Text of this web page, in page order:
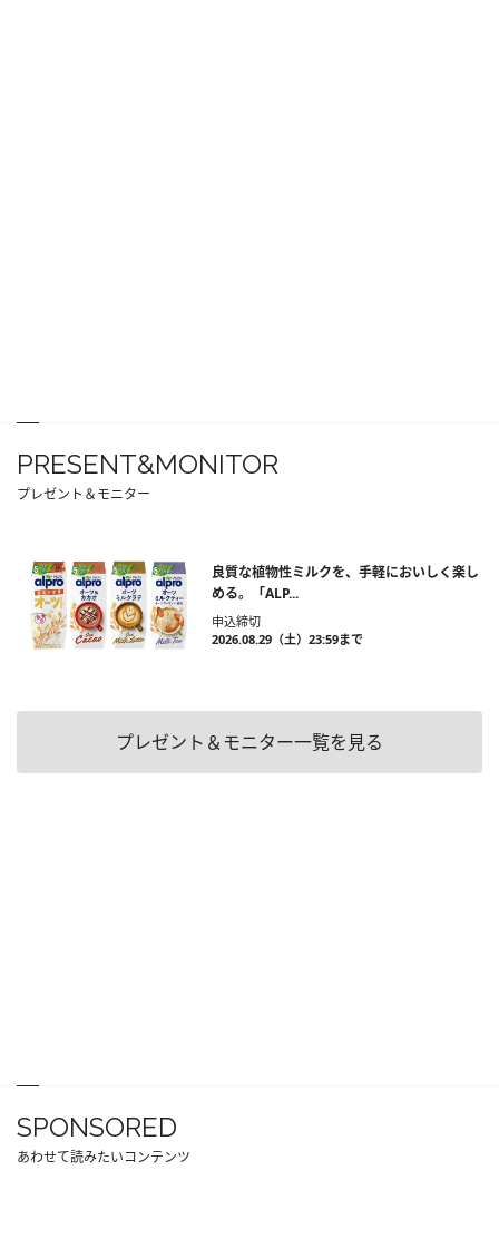
PRESENT&MONITOR
プレゼント＆モニター
良質な植物性ミルクを、手軽においしく楽し
める。「ALP...
申込締切
2026.08.29（土）23:59まで
プレゼント＆モニター一覧を見る
SPONSORED
あわせて読みたいコンテンツ